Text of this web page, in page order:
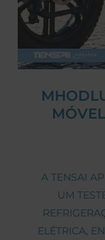
A TENSAI
UM
ELÉTRICA,